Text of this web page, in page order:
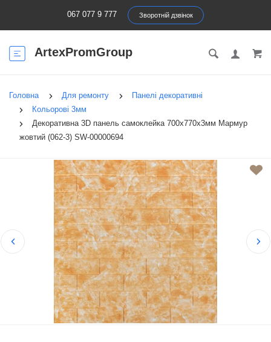
067 077 9 777 Зворотній дзвінок
ArtexPromGroup
Головна Для ремонту
Панелі декоративні
Кольорові 3мм
Декоративна 3D панель самоклейка 700х770х3мм Мармур
жовтий (062-3) SW-00000694